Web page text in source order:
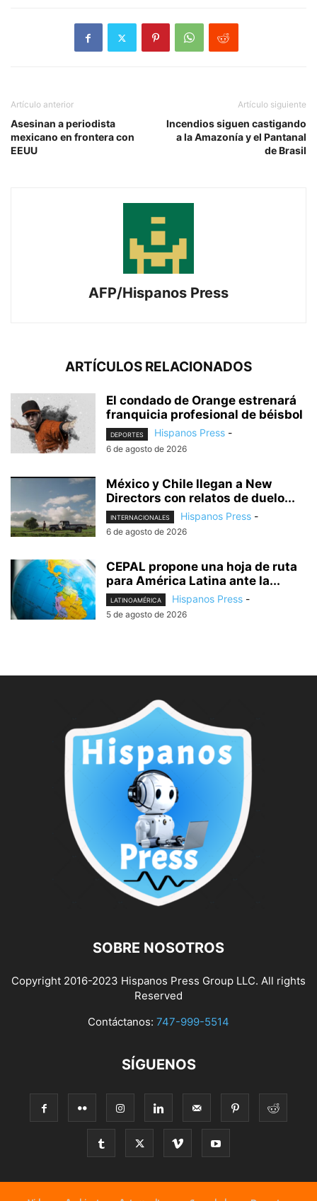
Artículo anterior
Asesinan a periodista
mexicano en frontera con
EEUU
Artículo siguiente
Incendios siguen castigando
a la Amazonía y el Pantanal
de Brasil
AFP/Hispanos Press
ARTÍCULOS RELACIONADOS
El condado de Orange estrenará
franquicia profesional de béisbol
DEPORTES Hispanos Press -
6 de agosto de 2026
México y Chile llegan a New
Directors con relatos de duelo...
INTERNACIONALES Hispanos Press -
6 de agosto de 2026
CEPAL propone una hoja de ruta
para América Latina ante la...
LATINOAMÉRICA Hispanos Press -
5 de agosto de 2026
SOBRE NOSOTROS
Copyright 2016-2023 Hispanos Press Group LLC. All rights
Reserved
Contáctanos: 747-999-5514
SÍGUENOS